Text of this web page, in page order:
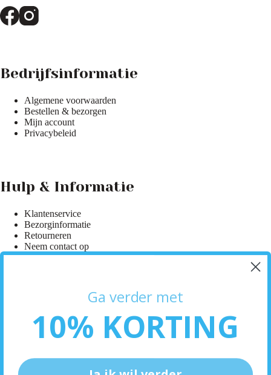
Bedrijfsinformatie
Algemene voorwaarden
Bestellen & bezorgen
Mijn account
Privacybeleid
Hulp & Informatie
Klantenservice
Bezorginformatie
Retourneren
Neem contact op
Ontdek meer
Over ons
Alle producten
Sale
Copyright © 2026 Blitz Cosmetics -Privacybeleid
10% KORTING
Ja ik wil verder
Nee, dankjewel.